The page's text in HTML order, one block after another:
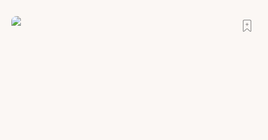
fler människor ska kunna promenera, motionera